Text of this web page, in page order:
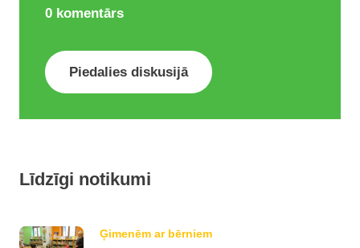
0 komentārs
Piedalies diskusijā
Līdzīgi notikumi
Ģimenēm ar bērniem